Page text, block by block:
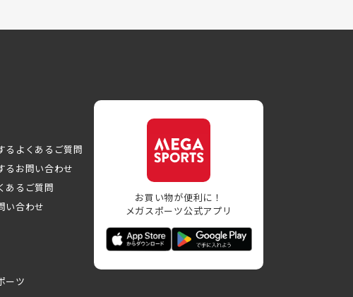
るよくあるご質問
るお問い合わせ
あるご質問
い合わせ
ーツ
お買い物が便利に！
メガスポーツ公式アプリ